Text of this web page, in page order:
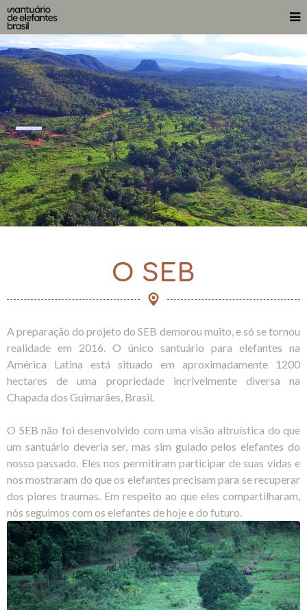
O SEB
A preparação do projeto do SEB demorou muito, e só se tornou
realidade em 2016. O único santuário para elefantes na
América Latina está situado em aproximadamente 1200
hectares de uma propriedade incrivelmente diversa na
Chapada dos Guimarães, Brasil.
O SEB não foi desenvolvido com uma visão altruística do que
um santuário deveria ser, mas sim guiado pelos elefantes do
nosso passado. Eles nos permitiram participar de suas vidas e
nos mostraram do que os elefantes precisam para se recuperar
dos piores traumas. Em respeito ao que eles compartilharam,
nós seguimos com os elefantes de hoje e do futuro.